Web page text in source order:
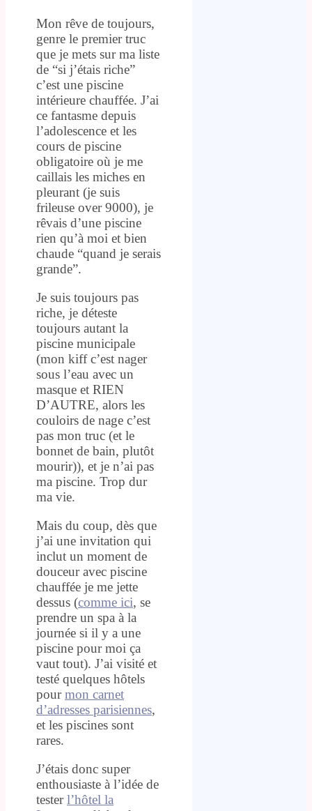
Mon rêve de toujours,
genre le premier truc
que je mets sur ma liste
de “si j’étais riche”
c’est une piscine
intérieure chauffée. J’ai
ce fantasme depuis
l’adolescence et les
cours de piscine
obligatoire où je me
caillais les miches en
pleurant (je suis
frileuse over 9000), je
rêvais d’une piscine
rien qu’à moi et bien
chaude “quand je serais
grande”.
Je suis toujours pas
riche, je déteste
toujours autant la
piscine municipale
(mon kiff c’est nager
sous l’eau avec un
masque et RIEN
D’AUTRE, alors les
couloirs de nage c’est
pas mon truc (et le
bonnet de bain, plutôt
mourir)), et je n’ai pas
ma piscine. Trop dur
ma vie.
Mais du coup, dès que
j’ai une invitation qui
inclut un moment de
douceur avec piscine
chauffée je me jette
dessus (comme ici, se
prendre un spa à la
journée si il y a une
piscine pour moi ça
vaut tout). J’ai visité et
testé quelques hôtels
pourmon carnet
d’adresses parisiennes,
et les piscines sont
rares.
J’étais donc super
enthousiaste à l’idée de
testerl’hôtel la